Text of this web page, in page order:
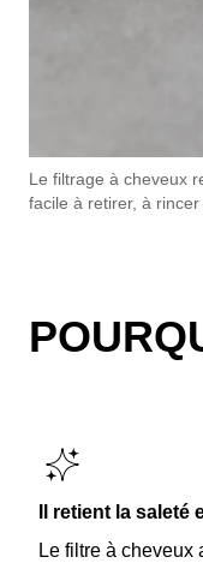
Le filtrage à cheveux
facile à retirer, à
Il retient la saleté
Le filtre à cheveux